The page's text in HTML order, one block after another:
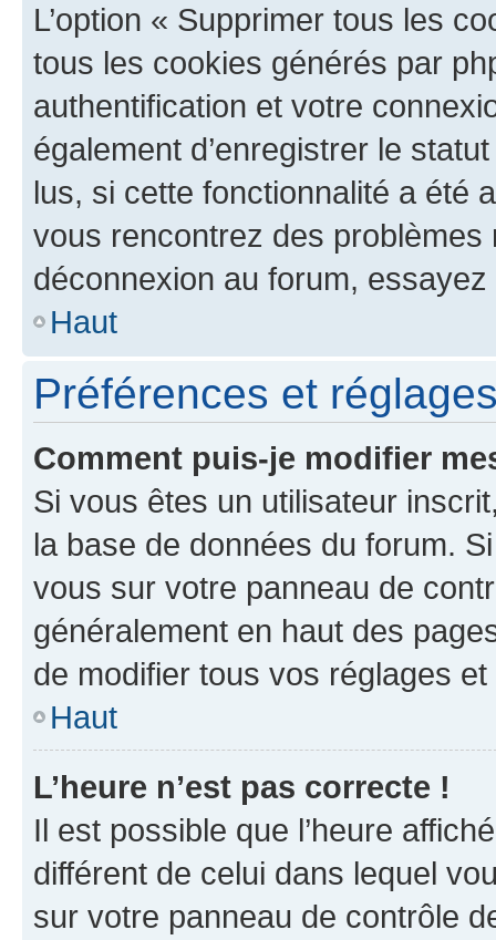
L’option « Supprimer tous les
tous les cookies générés par
authentification et votre
également d’enregistrer le
lus, si cette fonctionnalité a été
vous rencontrez des
déconnexion au forum,
Haut
Préférences et
Comment puis-je modifier
Si vous êtes un utilisateur
la base de données du forum.
vous sur votre panneau de
généralement en haut des
de modifier tous vos réglages
Haut
L’heure n’est pas correcte !
Il est possible que l’heure
différent de celui dans lequel
sur votre panneau de contrôle